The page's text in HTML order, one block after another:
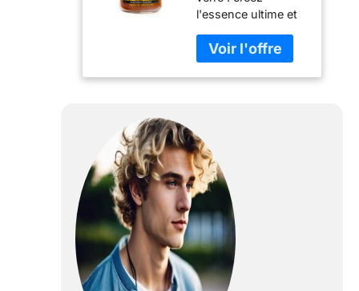
pot de 680,4 g
– Bougie
joyeuse – 135
heures de
combustion,
femme
l'essence ultime et
douce avec cette
bougie
réconfortante et
espace de vie avec
l'incarnation de
baies marquées
bouillées dans du
whisky fumé et
scotch garni de
clous de girofle de
tabac, vieilli en fûts
de chêne.
Décoration de